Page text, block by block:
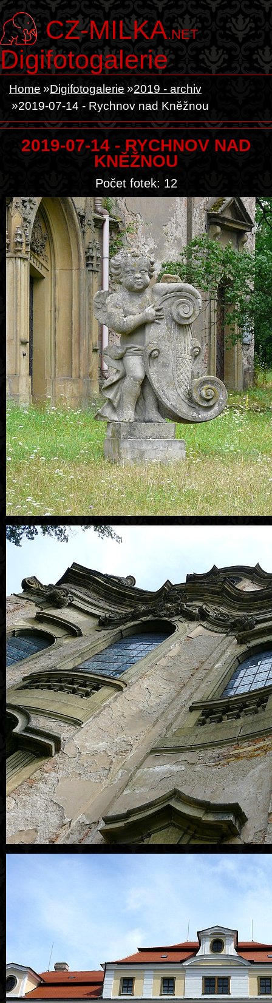
CZ-MILKA.NET
Digifotogalerie
Home Digifotogalerie
2019 - archiv
2019-07-14 - Rychnov nad Kněžnou
2019-07-14 - RYCHNOV NAD
KNĚŽNOU
Počet fotek: 12